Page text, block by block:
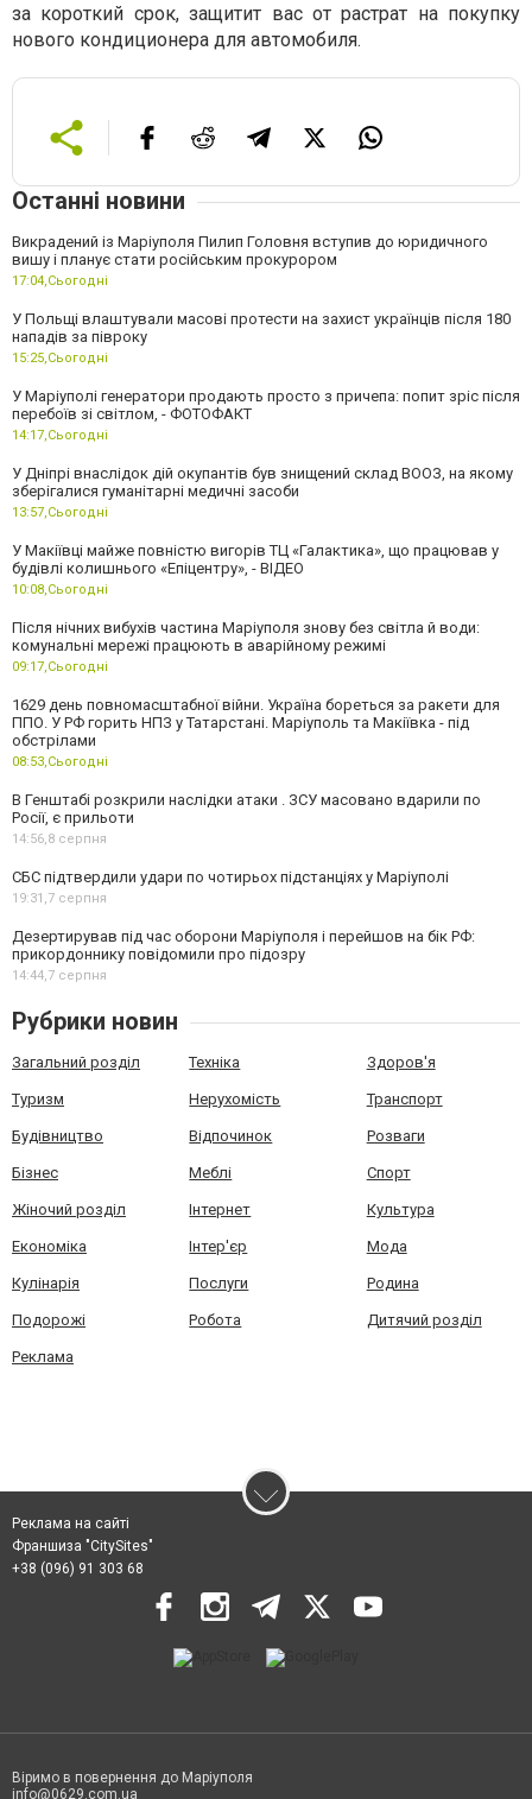
за короткий срок, защитит вас от растрат на покупку
нового кондиционера для автомобиля.
Останні новини
Викрадений із Маріуполя Пилип Головня вступив до юридичного
вишу і планує стати російським прокурором
17:04,Сьогодні
У Польщі влаштували масові протести на захист українців після 180
нападів за півроку
15:25,Сьогодні
У Маріуполі генератори продають просто з причепа: попит зріс після
перебоїв зі світлом, - ФОТОФАКТ
14:17,Сьогодні
У Дніпрі внаслідок дій окупантів був знищений склад ВООЗ, на якому
зберігалися гуманітарні медичні засоби
13:57,Сьогодні
У Макіївці майже повністю вигорів ТЦ «Галактика», що працював у
будівлі колишнього «Епіцентру», - ВІДЕО
10:08,Сьогодні
Після нічних вибухів частина Маріуполя знову без світла й води:
комунальні мережі працюють в аварійному режимі
09:17,Сьогодні
1629 день повномасштабної війни. Україна бореться за ракети для
ППО. У РФ горить НПЗ у Татарстані. Маріуполь та Макіївка - під
обстрілами
08:53,Сьогодні
В Генштабі розкрили наслідки атаки . ЗСУ масовано вдарили по
Росії, є прильоти
14:56,8 серпня
СБС підтвердили удари по чотирьох підстанціях у Маріуполі
19:31,7 серпня
Дезертирував під час оборони Маріуполя і перейшов на бік РФ:
прикордоннику повідомили про підозру
14:44,7 серпня
Рубрики новин
Загальний розділ Техніка Здоров'я
Туризм Нерухомість Транспорт
Будівництво Відпочинок Розваги
Бізнес Меблі Спорт
Жіночий розділ Інтернет Культура
Економіка Інтер'єр Мода
Кулінарія Послуги Родина
Подорожі Робота Дитячий розділ
Реклама
Реклама на сайті
Франшиза "CitySites"
+38 (096) 91 303 68
Віримо в повернення до Маріуполя
info@0629.com.ua